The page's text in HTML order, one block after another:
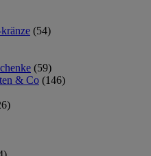
(54)
(59)
& Co (146)